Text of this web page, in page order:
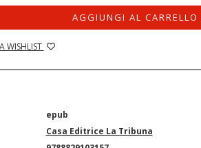
AGGIUNGI AL CARRELLO
WISHLIST
epub
Casa Editrice La Tribuna